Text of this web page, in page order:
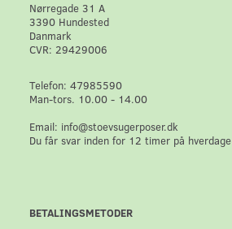
Nørregade 31 A
3390 Hundested
Danmark
CVR: 29429006
Telefon: 47985590
Man-tors. 10.00 - 14.00
Email: info@stoevsugerposer.dk
Du får svar inden for 12 timer på hverdage
BETALINGSMETODER